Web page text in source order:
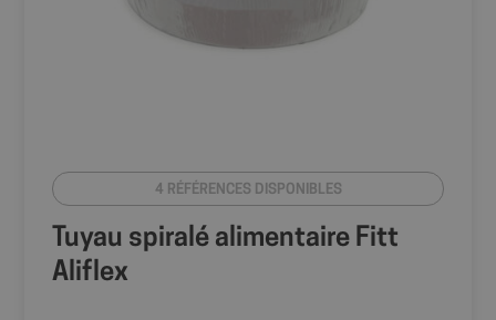
4 RÉFÉRENCES DISPONIBLES
Tuyau spiralé alimentaire Fitt
Aliflex